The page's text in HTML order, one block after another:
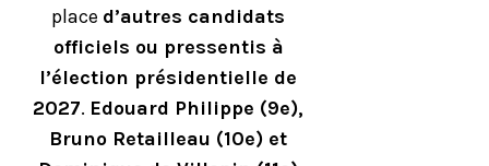
place d’autres candidats
officiels ou pressentis à
l’élection présidentielle de
2027. Edouard Philippe (9e),
Bruno Retailleau (10e) et